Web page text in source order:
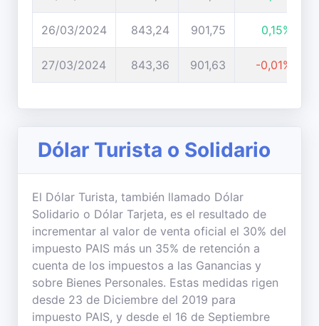
26/03/2024 843,24 901,75 0,15%
27/03/2024 843,36 901,63 -0,01%
Dólar Turista o Solidario
El Dólar Turista, también llamado Dólar
Solidario o Dólar Tarjeta, es el resultado de
incrementar al valor de venta oficial el 30% del
impuesto PAIS más un 35% de retención a
cuenta de los impuestos a las Ganancias y
sobre Bienes Personales. Estas medidas rigen
desde 23 de Diciembre del 2019 para
impuesto PAIS, y desde el 16 de Septiembre